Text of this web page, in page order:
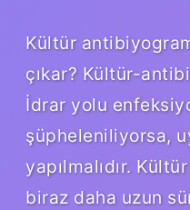
Kültür
çıkar? Kültür-
İdrar yolu
şüpheleniliyorsa,
yapılmalıdır.
biraz daha uzun